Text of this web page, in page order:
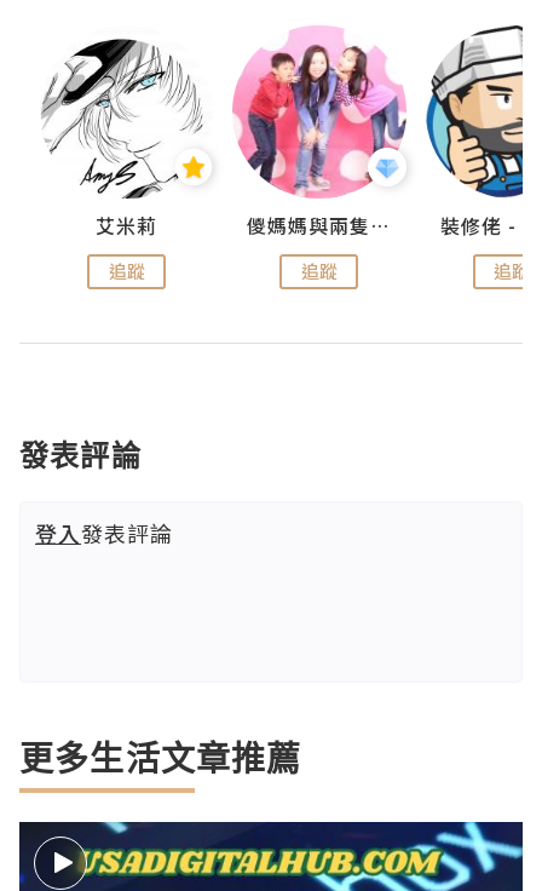
艾米莉
追蹤
儍媽媽與兩隻小魔怪之家
追蹤 追蹤
發表評論
登入發表評論
更多生活文章推薦